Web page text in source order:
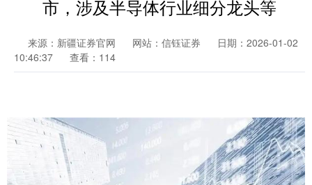
市，涉及半导体行业细分龙头等
来源：新疆证券官网 网站：信钰证券
日期：2026-01-02
10:46:37
查看：114